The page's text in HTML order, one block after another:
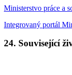
Ministerstvo práce a
Integrovaný portál
24. Související